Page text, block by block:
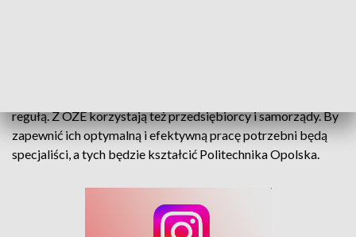
regułą. Z OZE korzystają też przedsiębiorcy i samorządy. By
zapewnić ich optymalną i efektywną pracę potrzebni będą
specjaliści, a tych będzie kształcić Politechnika Opolska.